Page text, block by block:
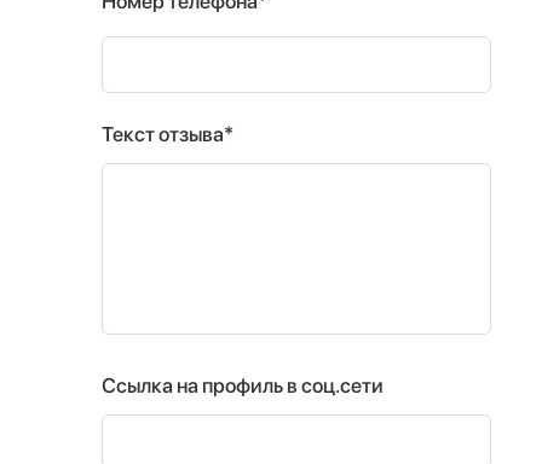
Текст отзыва*
Ссылка на профиль в соц.сети